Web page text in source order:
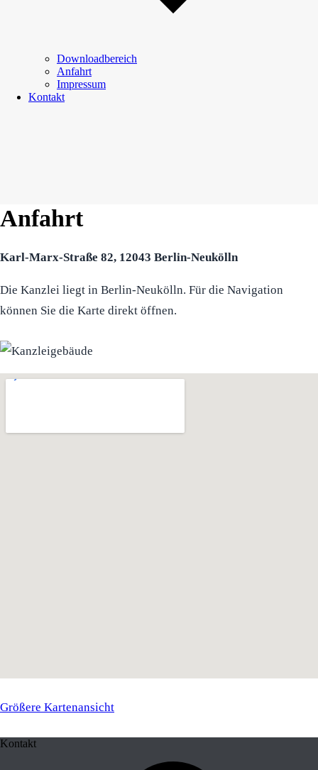
Downloadbereich
Anfahrt
Impressum
Kontakt
Anfahrt
Karl-Marx-Straße 82, 12043 Berlin-Neukölln
Die Kanzlei liegt in Berlin-Neukölln. Für die Navigation
können Sie die Karte direkt öffnen.
Größere Kartenansicht
Kontakt